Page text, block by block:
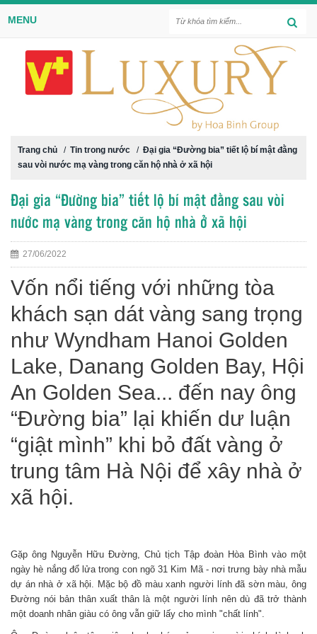
MENU
Trang chủ / Tin trong nước / Đại gia “Đường bia” tiết lộ bí mật đằng
sau vòi nước mạ vàng trong căn hộ nhà ở xã hội
Đại gia “Đường bia” tiết lộ bí mật đằng sau vòi
nước mạ vàng trong căn hộ nhà ở xã hội
27/06/2022
Vốn nổi tiếng với những tòa
khách sạn dát vàng sang trọng
như Wyndham Hanoi Golden
Lake, Danang Golden Bay, Hội
An Golden Sea... đến nay ông
“Đường bia” lại khiến dư luận
“giật mình” khi bỏ đất vàng ở
trung tâm Hà Nội để xây nhà ở
xã hội.
Gặp ông Nguyễn Hữu Đường, Chủ tịch Tập đoàn Hòa Bình vào một
ngày hè nắng đổ lửa trong con ngõ 31 Kim Mã - nơi trưng bày nhà mẫu
dự án nhà ở xã hội. Mặc bộ đồ màu xanh người lính đã sờn màu, ông
Đường nói bản thân xuất thân là một người lính nên dù đã trở thành
một doanh nhân giàu có ông vẫn giữ lấy cho mình "chất lính".